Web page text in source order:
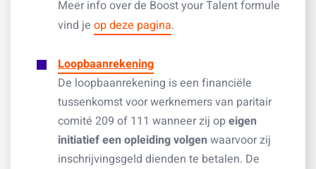
Meer info over de Boost your Talent formule
vind je op deze pagina.
Loopbaanrekening
De loopbaanrekening is een financiële
tussenkomst voor werknemers van paritair
comité 209 of 111 wanneer zij opeigen
initiatief een opleiding volgenwaarvoor zij
inschrijvingsgeld dienden te betalen. De